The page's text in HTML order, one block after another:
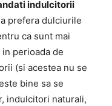
indulcitorii
prefera dulciurile
ca sunt mai
perioada de
(si acestea nu se
bine sa se
indulcitori naturali,